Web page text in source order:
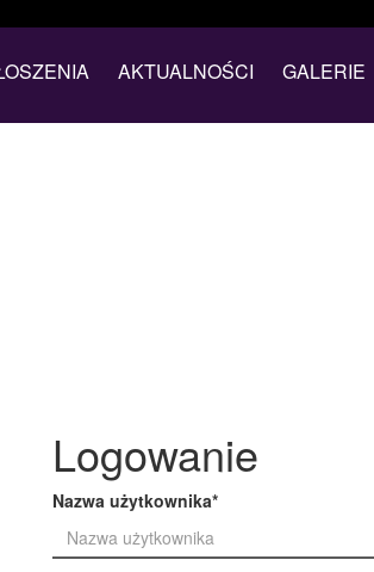
AKTUALNOŚCI GALERIE
Logowanie
Nazwa użytkownika*